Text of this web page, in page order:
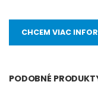
CHCEM VIAC
PODOBNÉ